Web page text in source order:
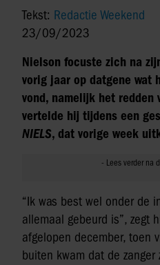
Tekst: Redactie Weekend
23/09/2023
Nielson focuste zich na
vorig jaar op datgene wat
vond, namelijk het redden
vertelde hij tijdens een
NIELS, dat vorige week
“Ik was best wel onder de
allemaal gebeurd is”, zegt
afgelopen december, toen
buiten kwam dat de